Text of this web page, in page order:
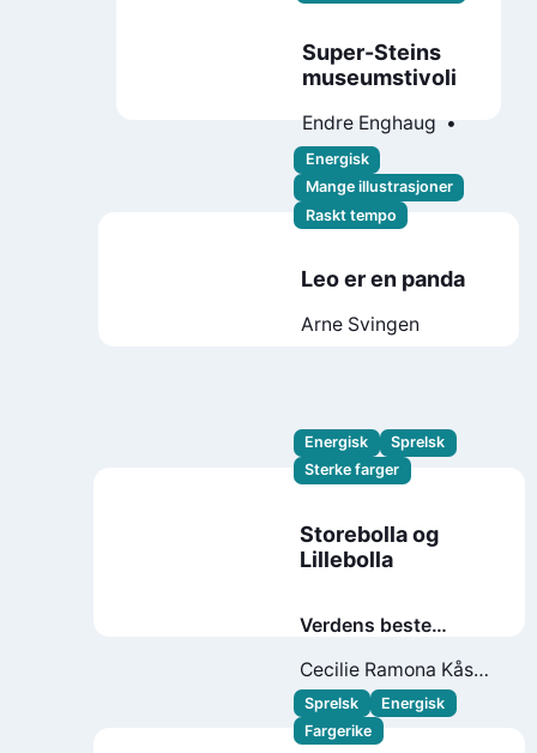
Super-Steins
museumstivoli
Endre Enghaug
Marius Henriksen
Energisk
Mange illustrasjoner
Raskt tempo
Leo er en panda
Arne Svingen
Energisk
Sprelsk
Sterke farger
Storebolla og
Lillebolla
Verdens beste
Cecilie Ramona Kåss
Furuseth
Emily
Clapham
Sprelsk
Energisk
Fargerike